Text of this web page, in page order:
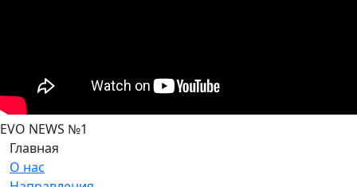
EVO NEWS №1
Главная
О нас